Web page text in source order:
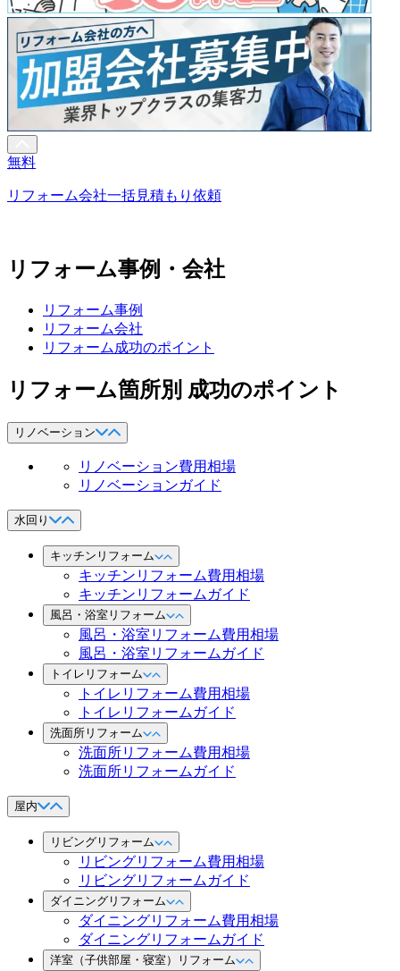
無料
リフォーム会社一括見積もり依頼
リフォーム事例・会社
リフォーム事例
リフォーム会社
リフォーム成功のポイント
リフォーム箇所別 成功のポイント
リノベーション
リノベーション費用相場
リノベーションガイド
水回り
キッチンリフォーム
キッチンリフォーム費用相場
キッチンリフォームガイド
風呂・浴室リフォーム
風呂・浴室リフォーム費用相場
風呂・浴室リフォームガイド
トイレリフォーム
トイレリフォーム費用相場
トイレリフォームガイド
洗面所リフォーム
洗面所リフォーム費用相場
洗面所リフォームガイド
屋内
リビングリフォーム
リビングリフォーム費用相場
リビングリフォームガイド
ダイニングリフォーム
ダイニングリフォーム費用相場
ダイニングリフォームガイド
洋室（子供部屋・寝室）リフォーム